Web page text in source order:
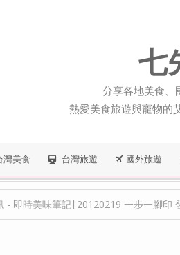
七
分享各地美食、
熱愛美食旅遊與寵物的
灣美食 台灣旅遊 國外旅遊
- 即時美味筆記∣ 20120219 一步一腳印 發現新台灣，為你冒險試車